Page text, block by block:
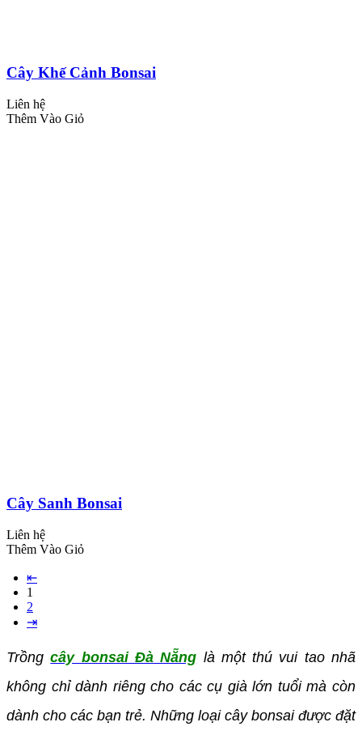
Cây Khế Cảnh Bonsai
Liên hệ
Thêm Vào Giỏ
Cây Sanh Bonsai
Liên hệ
Thêm Vào Giỏ
⇤
1
2
⇥
Trồngcây bonsai Đà Nẵng là một thú vui tao nhã
không chỉ dành riêng cho các cụ già lớn tuổi mà còn
dành cho các bạn trẻ. Những loại cây bonsai được đặt